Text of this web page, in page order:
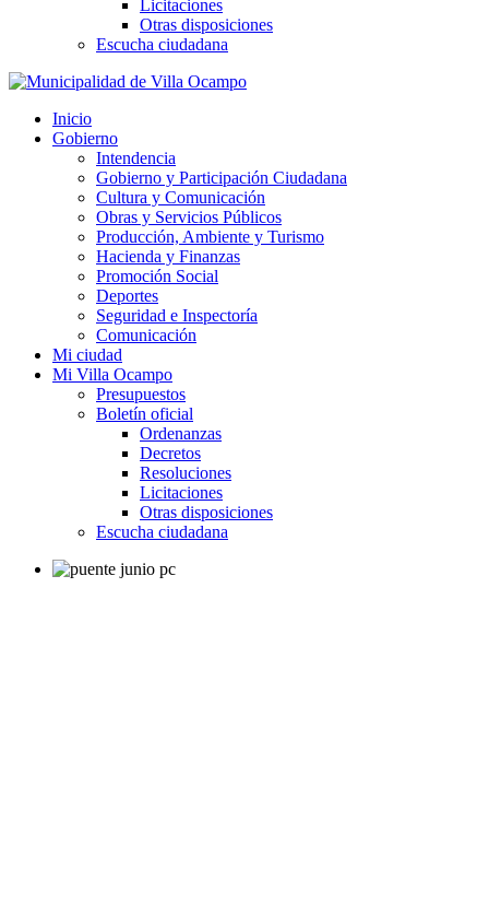
Licitaciones
Otras disposiciones
Escucha ciudadana
Inicio
Gobierno
Intendencia
Gobierno y Participación Ciudadana
Cultura y Comunicación
Obras y Servicios Públicos
Producción, Ambiente y Turismo
Hacienda y Finanzas
Promoción Social
Deportes
Seguridad e Inspectoría
Comunicación
Mi ciudad
Mi Villa Ocampo
Presupuestos
Boletín oficial
Ordenanzas
Decretos
Resoluciones
Licitaciones
Otras disposiciones
Escucha ciudadana